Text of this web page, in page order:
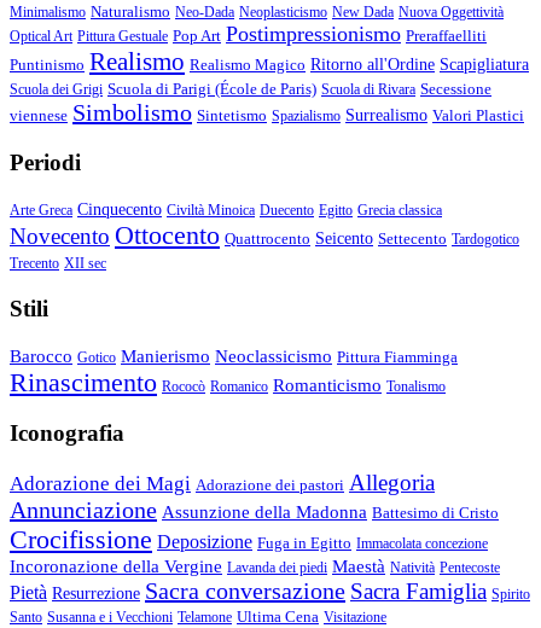
Minimalismo Naturalismo Neo-Dada Neoplasticismo New Dada Nuova Oggettività
Optical Art Pittura Gestuale Pop Art Postimpressionismo Preraffaelliti
Puntinismo Realismo Realismo Magico Ritorno all'Ordine Scapigliatura
Scuola dei Grigi Scuola di Parigi (École de Paris) Scuola di Rivara Secessione
viennese Simbolismo Sintetismo Spazialismo Surrealismo Valori Plastici
Periodi
Arte Greca Cinquecento Civiltà Minoica Duecento Egitto Grecia classica
Novecento Ottocento Quattrocento Seicento Settecento Tardogotico
Trecento XII sec
Stili
Barocco Gotico Manierismo Neoclassicismo Pittura Fiamminga
Rinascimento Rococò Romanico Romanticismo Tonalismo
Iconografia
Adorazione dei Magi Adorazione dei pastori Allegoria
Annunciazione Assunzione della Madonna Battesimo di Cristo
Crocifissione Deposizione Fuga in Egitto Immacolata concezione
Incoronazione della Vergine Lavanda dei piedi Maestà Natività Pentecoste
Pietà Resurrezione Sacra conversazione Sacra Famiglia Spirito
Santo Susanna e i Vecchioni Telamone Ultima Cena Visitazione